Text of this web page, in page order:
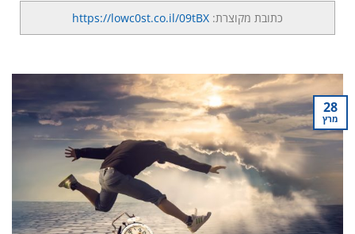
כתובת מקוצרת: https://lowc0st.co.il/09tBX
28
מרץ